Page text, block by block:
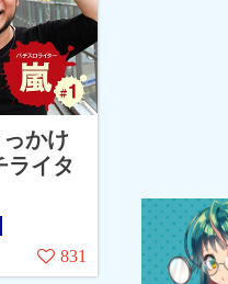
かけ
ライタ
831